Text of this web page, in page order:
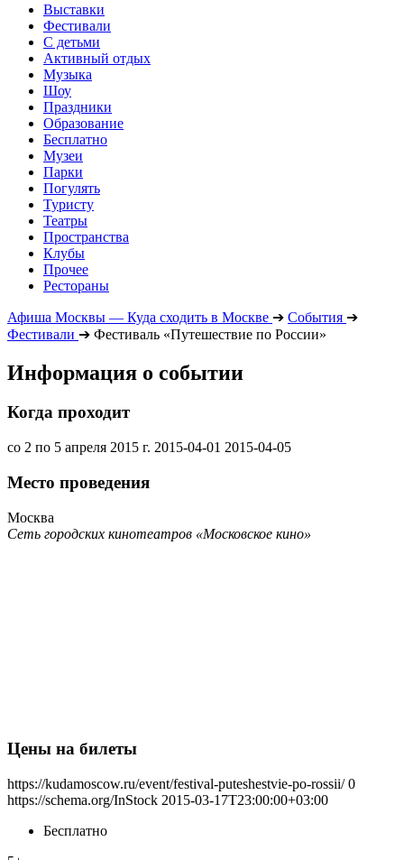
Выставки
Фестивали
С детьми
Активный отдых
Музыка
Шоу
Праздники
Образование
Бесплатно
Музеи
Парки
Погулять
Туристу
Театры
Пространства
Клубы
Прочее
Рестораны
Афиша Москвы — Куда сходить в Москве ➔ События ➔
Фестивали ➔ Фестиваль «Путешествие по России»
Информация о событии
Когда проходит
со 2 по 5 апреля 2015 г. 2015-04-01 2015-04-05
Место проведения
Москва
Сеть городских кинотеатров «Московское кино»
Цены на билеты
https://kudamoscow.ru/event/festival-puteshestvie-po-rossii/ 0
https://schema.org/InStock 2015-03-17T23:00:00+03:00
Бесплатно